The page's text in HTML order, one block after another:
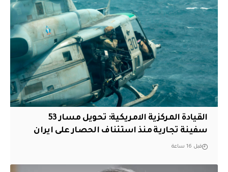
القيادة المركزية الامريكية: تحويل مسار 53
سفينة تجارية منذ استئناف الحصار على ايران
قبل 16 ساعة